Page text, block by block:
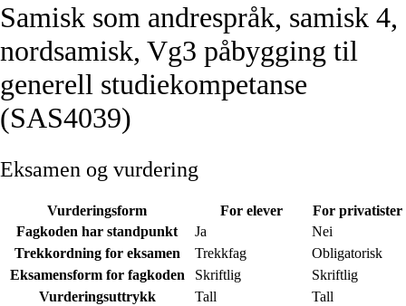
Samisk som andrespråk, samisk 4,
nordsamisk, Vg3 påbygging til
generell studiekompetanse
(SAS4039)
Eksamen og vurdering
Vurderingsform For elever
For privatister
Fagkoden har standpunkt
Ja
Nei
Trekkordning for eksamen
Trekkfag
Obligatorisk
Eksamensform for fagkoden
Skriftlig
Skriftlig
Vurderingsuttrykk
Tall
Tall